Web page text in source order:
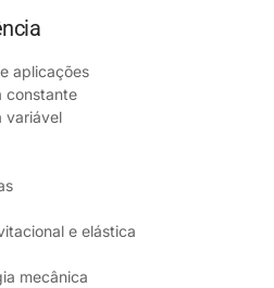
aplicações
constante
variável
e elástica
mecânica